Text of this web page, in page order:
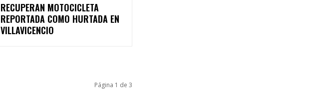
RECUPERAN MOTOCICLETA
REPORTADA COMO HURTADA EN
VILLAVICENCIO
Página 1 de 3